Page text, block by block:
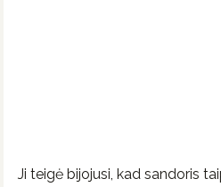
Ji teigė bijojusi, kad sandoris